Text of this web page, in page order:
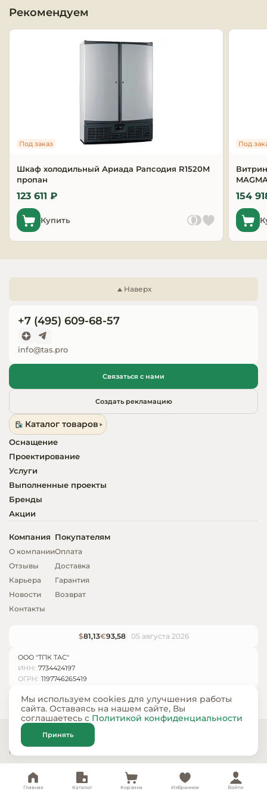
химчисток и
Торговое и
Оснащение
отелей
Рекомендуем
Шкаф холодильный Ариада Рапсодия R1520M
пропан
Под заказ
123 611 ₽
Купить
Под
154
Главная Каталог Корзина Избранное Войти
Наверх
+7 (495) 609-68-57
info@tas.pro
Связаться с нами
Создать рекламацию
Каталог товаров
Оснащение
Проектирование
Услуги
Выполненные проекты
Бренды
Акции
Компания
О компании
Отзывы
Карьера
Новости
Контакты
Покупателям
Оплата
Доставка
Гарантия
Возврат
$81,13€93,58 05 августа 2026
ООО "ТПК ТАС"
ИНН: 7734424197
ОГРН: 1197746265419
© ООО «ТПК ТАС» 2024 — 2026
Карта сайта
Политика конфиденциальности
Мы используем cookies для улучшения работы
сайта. Оставаясь на нашем сайте, Вы
соглашаетесь с Политикой конфиденциальности
Принять